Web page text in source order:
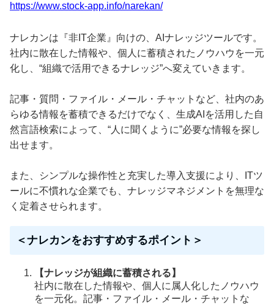
https://www.stock-app.info/narekan/
ナレカンは『非IT企業』向けの、AIナレッジツールです。
社内に散在した情報や、個人に蓄積されたノウハウを一元
化し、“組織で活用できるナレッジ”へ変えていきます。
記事・質問・ファイル・メール・チャットなど、社内のあ
らゆる情報を蓄積できるだけでなく、生成AIを活用した自
然言語検索によって、“人に聞くように”必要な情報を探し
出せます。
また、シンプルな操作性と充実した導入支援により、ITツ
ールに不慣れな企業でも、ナレッジマネジメントを無理な
く定着させられます。
＜ナレカンをおすすめするポイント＞
【ナレッジが組織に蓄積される】
社内に散在した情報や、個人に属人化したノウハウ
を一元化。記事・ファイル・メール・チャットな